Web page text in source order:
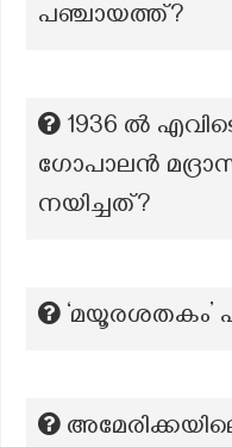
പഞ്ചായത്ത്?
1936 ൽ
ഗോപാലൻ
നയിച്ചത്?
‘മയൂരശതകം’